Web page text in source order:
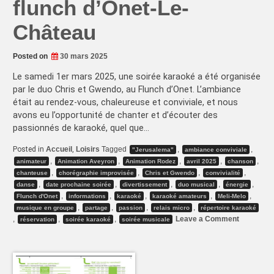
flunch d’Onet-Le-
Château
Posted on 30 mars 2025
Le samedi 1er mars 2025, une soirée karaoké a été organisée
par le duo Chris et Gwendo, au Flunch d’Onet. L’ambiance
était au rendez-vous, chaleureuse et conviviale, et nous
avons eu l’opportunité de chanter et d’écouter des
passionnés de karaoké, quel que…
Posted in Accueil Loisirs Tagged "Jerusalema" ambiance conviviale
animateur Animation Aveyron Animation Rodez avril 2025 chanson
chanteuse chorégraphie improvisée Chris et Gwendo convivialité
danse date prochaine soirée divertissement duo musical énergie
Flunch d'Onet informations karaoké karaoké amateurs Meli-Melo
musique en groupe partage passion relais micro répertoire karaoké
réservation soirée karaoké soirée musicale Leave a Commenton